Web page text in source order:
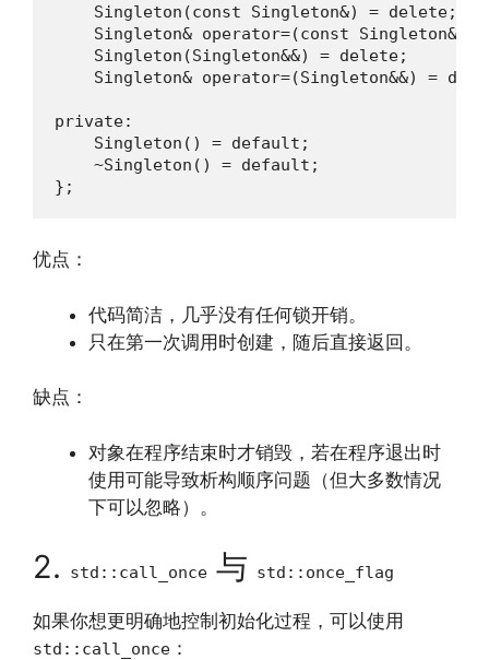
    Singleton(const Singleton&) = delete;
Singleton& operator=(const Singleton&)
    Singleton(Singleton&&) = delete;
Singleton& operator=(Singleton&&) =
private:
    Singleton() = default;
    ~Singleton() = default;
};
优点：
代码简洁，几乎没有任何锁开销。
只在第一次调用时创建，随后直接返回。
缺点：
对象在程序结束时才销毁，若在程序退出时
使用可能导致析构顺序问题（但大多数情况
下可以忽略）。
2. std::call_once 与 std::once_flag
如果你想更明确地控制初始化过程，可以使用
std::call_once ：